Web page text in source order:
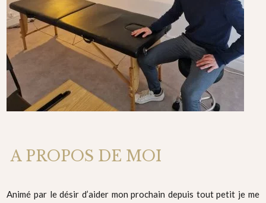
A PROPOS DE MOI
Animé par le désir d’aider mon prochain depuis tout petit je me